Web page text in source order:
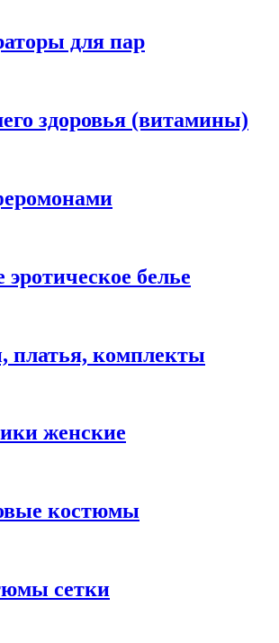
для пар
здоровья (витамины)
белье
платья, комплекты
женские
костюмы
сетки